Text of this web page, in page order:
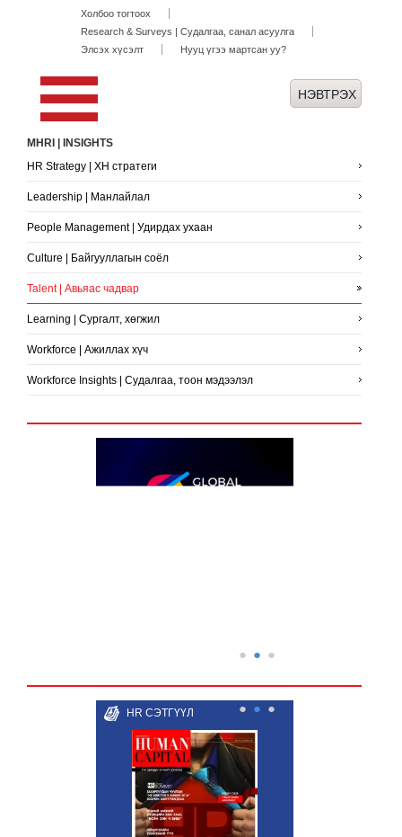
Холбоо тогтоох
Research & Surveys | Судалгаа, санал асуулга
Элсэх хүсэлт
Нууц үгээ мартсан уу?
MHRI | INSIGHTS
HR Strategy | ХН стратеги
Leadership | Манлайлал
People Management | Удирдах ухаан
Culture | Байгууллагын соёл
Talent | Авьяас чадвар
Learning | Сургалт, хөгжил
Workforce | Ажиллах хүч
Workforce Insights | Судалгаа, тоон мэдээлэл
● ● ●
HR СЭТГҮҮЛ ● ● ●